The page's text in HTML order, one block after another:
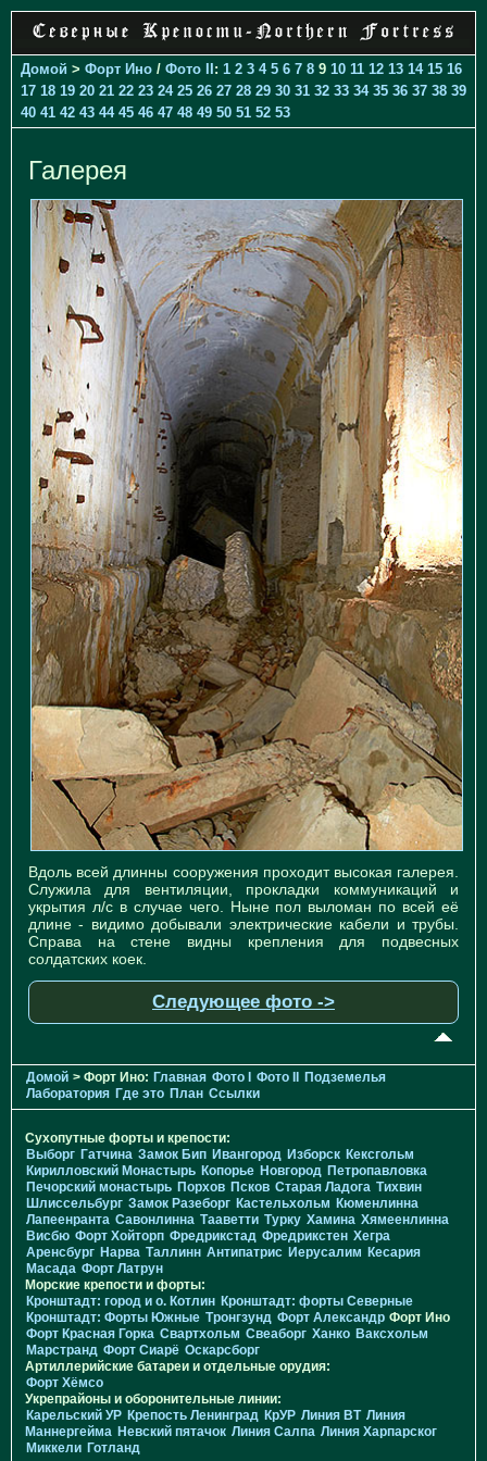
Домой > Форт Ино / Фото II: 1 2 3 4 5 6 7 8 9 10 11 12 13 14 15 16
17 18 19 20 21 22 23 24 25 26 27 28 29 30 31 32 33 34 35 36 37 38 39
40 41 42 43 44 45 46 47 48 49 50 51 52 53
Галерея
Вдоль всей длинны сооружения проходит высокая галерея.
Служила для вентиляции, прокладки коммуникаций и
укрытия л/с в случае чего. Ныне пол выломан по всей её
длине - видимо добывали электрические кабели и трубы.
Справа на стене видны крепления для подвесных
солдатских коек.
Следующее фото ->
Домой > Форт Ино: Главная Фото I Фото II
Подземелья
Лаборатория Где это План Ссылки
Сухопутные форты и крепости:
Выборг Гатчина Замок Бип Ивангород Изборск Кексгольм
Кирилловский Монастырь Копорье Новгород Петропавловка
Печорcкий монастырь Порхов Псков Старая Ладога Тихвин
Шлиссельбург Замок Разеборг Кастельхольм Кюменлинна
Лапеенранта Савонлинна Тааветти Турку Хамина Хямеенлинна
Висбю Форт Хойторп Фредрикстад Фредрикстен Хегра
Аренсбург Нарва Таллинн Антипатрис Иерусалим Кесария
Масада Форт Латрун
Морские крепости и форты:
Кронштадт: город и о. Котлин Кронштадт: форты Северные
Кронштадт: Форты Южные Тронгзунд Форт Александр Форт Ино
Форт Красная Горка Свартхольм Свеаборг Ханко Ваксхольм
Марстранд Форт Сиарё Оскарсборг
Артиллерийские батареи и отдельные орудия:
Форт Хёмсо
Укрепрайоны и оборонительные линии:
Карельский УР Крепость Ленинград КрУР Линия ВТ Линия
Маннергейма Невский пятачок Линия Салпа Линия Харпарског
Миккели Готланд